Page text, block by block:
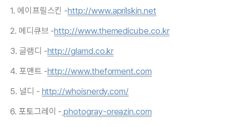
1. 에이프릴스킨 -http://www.aprilskin.net
2. 메디큐브 -http://www.themedicube.co.kr
3. 글램디 -http://glamd.co.kr
4. 포맨트 -http://www.theforment.com
5. 널디 - http://whoisnerdy.com/
6. 포토그레이 - photogray-oreazin.com